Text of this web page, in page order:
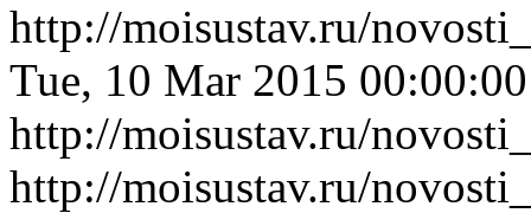
http://moisustav.ru/
Tue, 10 Mar 2015
http://moisustav.ru/
http://moisustav.ru/